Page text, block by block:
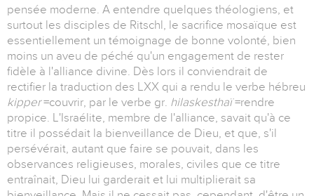
pensée moderne. A entendre quelques théologiens, et
surtout les disciples de Ritschl, le sacrifice mosaïque est
essentiellement un témoignage de bonne volonté, bien
moins un aveu de péché qu'un engagement de rester
fidèle à l'alliance divine. Dès lors il conviendrait de
rectifier la traduction des LXX qui a rendu le verbe hébreu
kipper=couvrir, par le verbe gr. hilaskesthaï=rendre
propice. L'Israélite, membre de l'alliance, savait qu'à ce
titre il possédait la bienveillance de Dieu, et que, s'il
persévérait, autant que faire se pouvait, dans les
observances religieuses, morales, civiles que ce titre
entraînait, Dieu lui garderait et lui multiplierait sa